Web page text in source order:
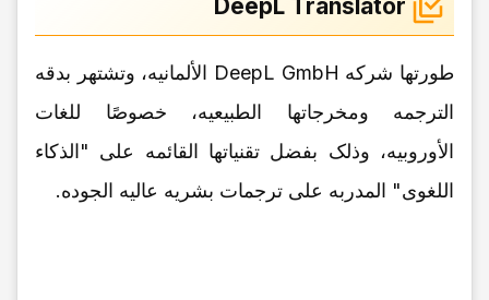
DeepL Translator
طورتها شرکه DeepL GmbH الألمانیه، وتشتهر بدقه
الترجمه ومخرجاتها الطبیعیه، خصوصًا للغات
الأوروبیه، وذلک بفضل تقنیاتها القائمه على "الذکاء
اللغوی" المدربه على ترجمات بشریه عالیه الجوده.